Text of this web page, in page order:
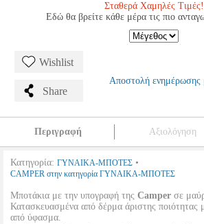
Σταθερά Χαμηλές Τιμές!
Εδώ θα βρείτε κάθε μέρα τις πιο
Wishlist
Share
Αποστολή ενημέρωσης
Περιγραφή Αξιολόγηση
Κατηγορία: ΓΥΝΑΙΚΑ-ΜΠΟΤΕΣ •
CAMPER στην κατηγορία ΓΥΝΑΙΚΑ-ΜΠΟΤΕΣ
Μποτάκια με την υπογραφή της Camper σε
Κατασκευασμένα από δέρμα άριστης ποιότητας
από ύφασμα.